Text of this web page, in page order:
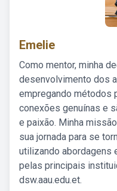
Emelie
Como mentor, minha
desenvolvimento dos
empregando métodos
conexões genuínas e
e paixão. Minha
sua jornada para se
utilizando abordagens
pelas principais
dsw.aau.edu.et.